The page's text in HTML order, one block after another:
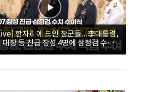
한자리에 모인 장군들...李대통령,
대장 등 진급 장성 4명에 삼정검 수치
여｜26.08.07 장성 진급·삼정검 수치